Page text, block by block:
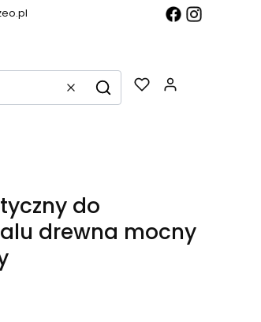
WyczyśćSzukaj
do
drewna mocny